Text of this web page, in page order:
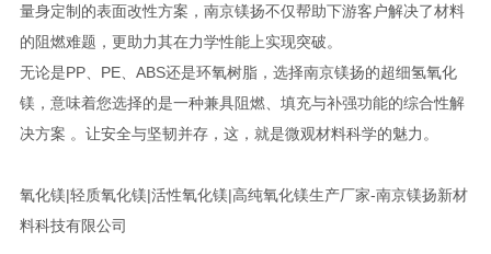
量身定制的表面改性方案，南京镁扬不仅帮助下游客户解决了材料
的阻燃难题，更助力其在力学性能上实现突破。
无论是PP、PE、ABS还是环氧树脂，选择南京镁扬的超细氢氧化
镁，意味着您选择的是一种兼具阻燃、填充与补强功能的综合性解
决方案 。让安全与坚韧并存，这，就是微观材料科学的魅力。
氧化镁|轻质氧化镁|活性氧化镁|高纯氧化镁生产厂家-南京镁扬新材
料科技有限公司